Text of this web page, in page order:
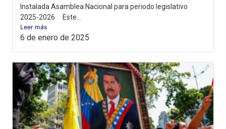
Instalada Asamblea Nacional para periodo legislativo
2025-2026 Este...
Leer más
6 de enero de 2025